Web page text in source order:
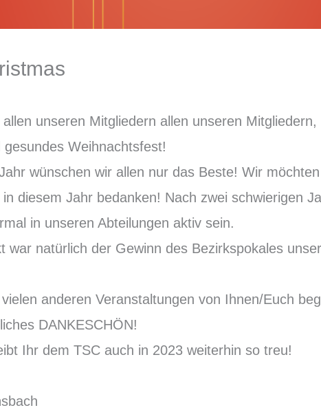
unseren Mitgliedern allen unseren
Weihnachtsfest!
wünschen wir allen nur das Beste! Wir
diesem Jahr bedanken! Nach zwei schwierigen
in unseren Abteilungen aktiv sein.
war natürlich der Gewinn des Bezirkspokales
anderen Veranstaltungen von Ihnen/Euch
DANKESCHÖN!
Ihr dem TSC auch in 2023 weiterhin so treu!